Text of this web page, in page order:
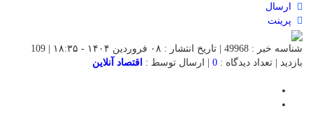
ارسال
پرینت
شناسه خبر : 49968 | تاریخ انتشار : ۰۸ فروردین ۱۴۰۴ - ۱۸:۳۵ | 109
بازدید | تعداد دیدگاه : 0 | ارسال توسط : اقتصاد آنلاین